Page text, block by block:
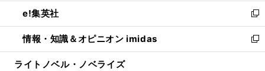
く
で
開
く
ド
ウ
で
開
ウ
ィ
ン
ド
ウ
し
い
ウ
ィ
ン
e!集英社
新
し
い
ウ
情報・知識＆オピニオン imidas
新
し
ライトノベル・ノベライズ